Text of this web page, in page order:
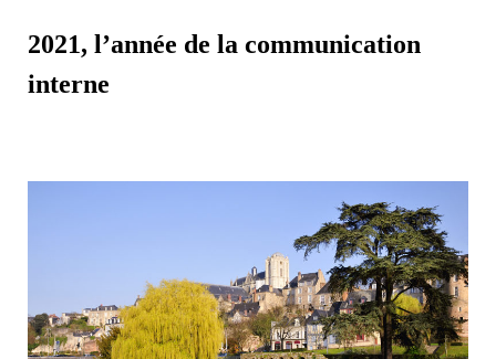
2021, l’année de la communication
interne